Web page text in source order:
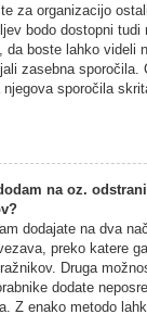
za organizacijo
bodo dostopni tudi
da boste lahko videli
zasebna sporočila.
sporočila
na oz.
dodajate na dva
preko katere
Druga
dodate
Z enako metodo